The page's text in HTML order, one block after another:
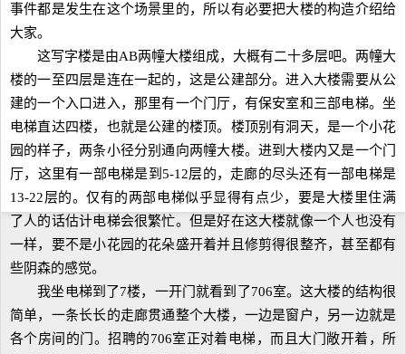
事件都是发生在这个场景里的，所以有必要把大楼的构造介绍给
大家。
这写字楼是由AB两幢大楼组成，大概有二十多层吧。两幢大
楼的一至四层是连在一起的，这是公建部分。进入大楼需要从公
建的一个入口进入，那里有一个门厅，有保安室和三部电梯。坐
电梯直达四楼，也就是公建的楼顶。楼顶别有洞天，是一个小花
园的样子，两条小径分别通向两幢大楼。进到大楼内又是一个门
厅，这里有一部电梯是到5-12层的，走廊的尽头还有一部电梯是
13-22层的。仅有的两部电梯似乎显得有点少，要是大楼里住满
了人的话估计电梯会很繁忙。但是好在这大楼就像一个人也没有
一样，要不是小花园的花朵盛开着并且修剪得很整齐，甚至都有
些阴森的感觉。
我坐电梯到了7楼，一开门就看到了706室。这大楼的结构很
简单，一条长长的走廊贯通整个大楼，一边是窗户，另一边就是
各个房间的门。招聘的706室正对着电梯，而且大门敞开着，所